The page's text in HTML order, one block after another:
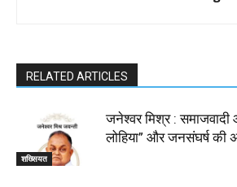
RELATED ARTICLES
शख्सियत
जनेश्वर मिश्र :
लोहिया” और जनसंघर्ष की